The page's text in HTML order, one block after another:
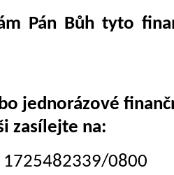
Pán Bůh tyto
jednorázové
zasílejte na:
1725482339/0800